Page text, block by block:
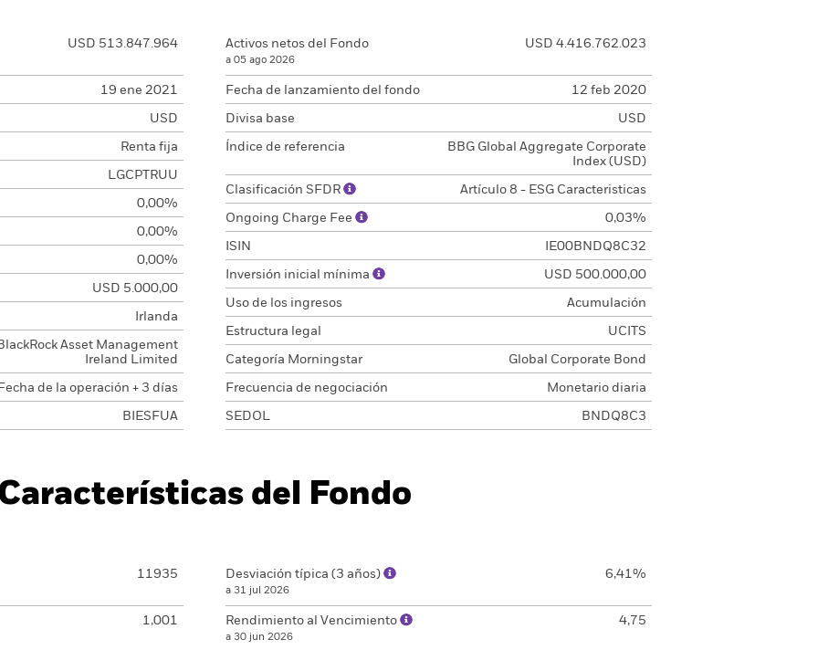
USD 513.847.964
19 ene 2021
USD
Renta fija
LGCPTRUU
0,00%
0,00%
0,00%
USD 5.000,00
Irlanda
Asset Management
Ireland Limited
Fecha de la operación + 3 días
BIESFUA
Activos netos del Fondo
a 05 ago 2026
USD 4.416.762.023
Fecha de lanzamiento del fondo 12 feb 2020
Divisa base USD
Índice de referencia
BBG Global Aggregate Corporate
Index (USD)
Clasificación SFDR Artículo 8 - ESG Caracteristicas
Ongoing Charge Fee 0,03%
ISIN IE00BNDQ8C32
Inversión inicial mínima USD 500.000,00
Uso de los ingresos Acumulación
Estructura legal UCITS
Categoría Morningstar Global Corporate Bond
Frecuencia de negociación Monetario diaria
SEDOL BNDQ8C3
del Fondo
11935
1,001
Desviación típica (3 años)
a 31 jul 2026
6,41%
Rendimiento al Vencimiento
a 30 jun 2026
4,75